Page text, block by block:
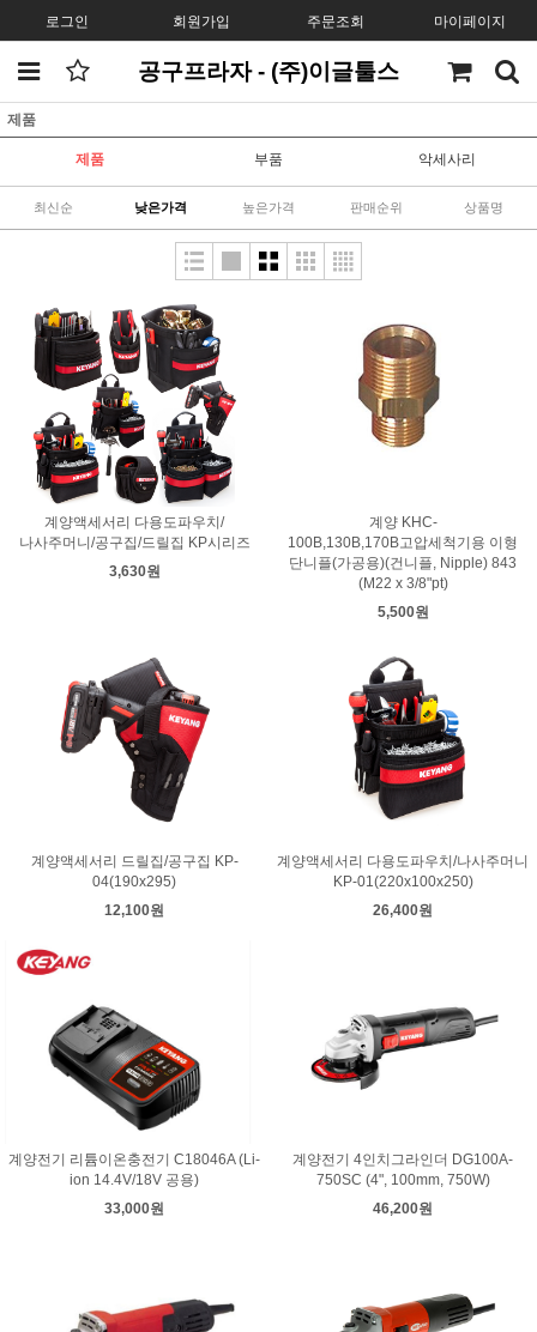
로그인 회원가입 주문조회 마이페이지
공구프라자 - (주)이글툴스
제품
제품 부품 악세사리
최신순 낮은가격 높은가격 판매순위 상품명
계양액세서리 다용도파우치/
나사주머니/공구집/드릴집 KP시리즈
3,630원
계양 KHC-
100B,130B,170B고압세척기용 이형
단니플(가공용)(건니플, Nipple) 843
(M22 x 3/8"pt)
5,500원
계양액세서리 드릴집/공구집 KP-
04(190x295)
12,100원
계양액세서리 다용도파우치/나사주머니
KP-01(220x100x250)
26,400원
계양전기 리튬이온충전기 C18046A (Li-
ion 14.4V/18V 공용)
33,000원
계양전기 4인치그라인더 DG100A-
750SC (4", 100mm, 750W)
46,200원